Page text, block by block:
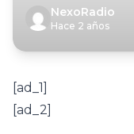
NexoRadio
Hace 2 años
[ad_1]
[ad_2]